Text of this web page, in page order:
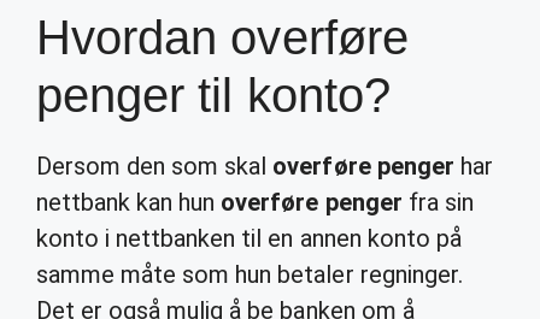
Hvordan overføre
penger til konto?
Dersom den som skal overføre penger har
nettbank kan hun overføre penger fra sin
konto i nettbanken til en annen konto på
samme måte som hun betaler regninger.
Det er også mulig å be banken om å